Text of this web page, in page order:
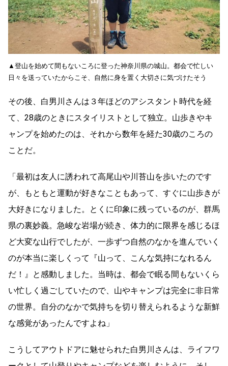
▲登山を始めて間もないころに登った神奈川県の城山。都会で忙しい
日々を送っていたからこそ、自然に身を置く大切さに気づけたそう
その後、白男川さんは３年ほどのアシスタント時代を経
て、28歳のときにスタイリストとして独立。山歩きやキ
ャンプを始めたのは、それから数年を経た30歳のころの
ことだ。
「最初は友人に誘われて高尾山や川苔山を歩いたのです
が、もともと運動が好きなこともあって、すぐに山歩きが
大好きになりました。とくに印象に残っているのが、群馬
県の裏妙義。急峻な岩場が続き、体力的に限界を感じるほ
ど大変な山行でしたが、一歩ずつ自然のなかを進んでいく
のが本当に楽しくって『山って、こんな気持になれるん
だ！』と感動しました。当時は、都会で眠る間もないくら
い忙しく過ごしていたので、山やキャンプは完全に非日常
の世界。自分のなかで気持ちを切り替えられるような新鮮
な感覚があったんですよね」
こうしてアウトドアに魅せられた白男川さんは、ライフワ